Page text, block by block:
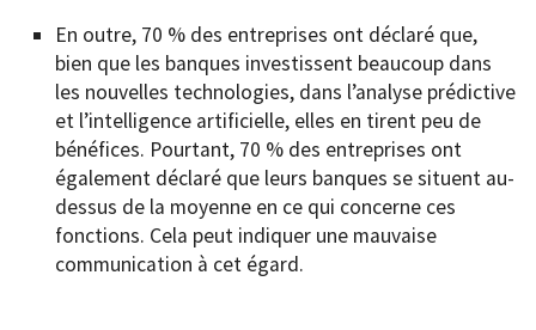
En outre, 70 % des entreprises ont déclaré que,
bien que les banques investissent beaucoup dans
les nouvelles technologies, dans l’analyse prédictive
et l’intelligence artificielle, elles en tirent peu de
bénéfices. Pourtant, 70 % des entreprises ont
également déclaré que leurs banques se situent au-
dessus de la moyenne en ce qui concerne ces
fonctions. Cela peut indiquer une mauvaise
communication à cet égard.